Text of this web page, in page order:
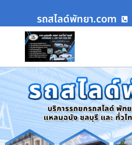
รถสไลด์พัทยา.com